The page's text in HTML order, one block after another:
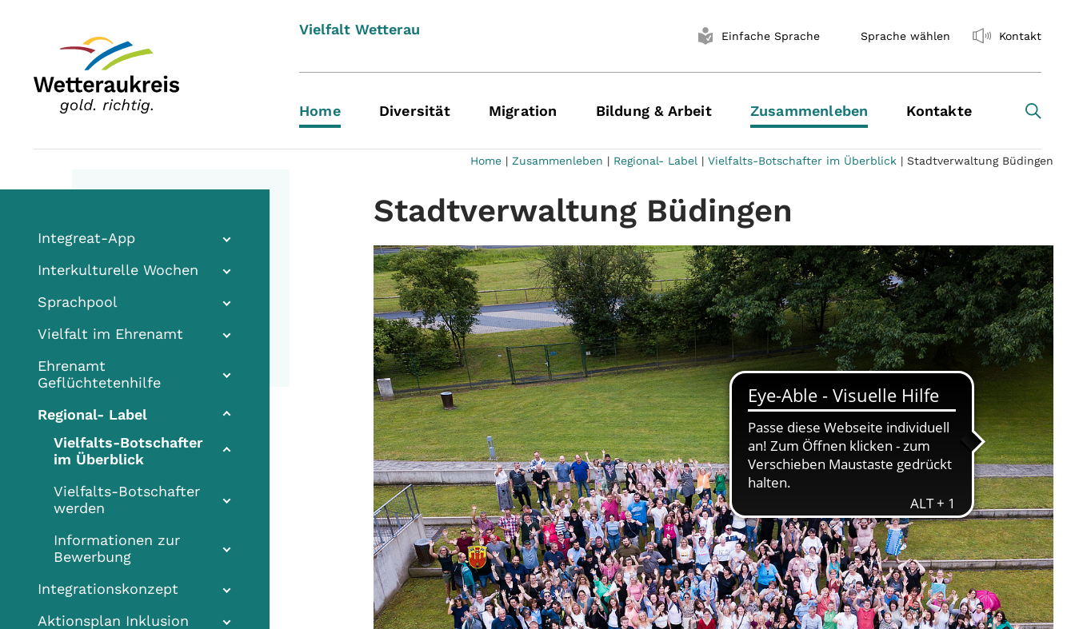
Vielfalt Wetterau Einfache Sprache Sprache wählen Kontakt
Home Diversität Migration Bildung & Arbeit Zusammenleben Kontakte
Integreat-App
Interkulturelle Wochen
Sprachpool
Vielfalt im Ehrenamt
Ehrenamt
Geflüchtetenhilfe
Regional- Label
Vielfalts-Botschafter
im Überblick
Vielfalts-Botschafter
werden
Informationen zur
Bewerbung
Integrationskonzept
Aktionsplan Inklusion
Home| Zusammenleben | Regional- Label | Vielfalts-Botschafter im Überblick| Stadtverwaltung Büdingen
Stadtverwaltung Büdingen